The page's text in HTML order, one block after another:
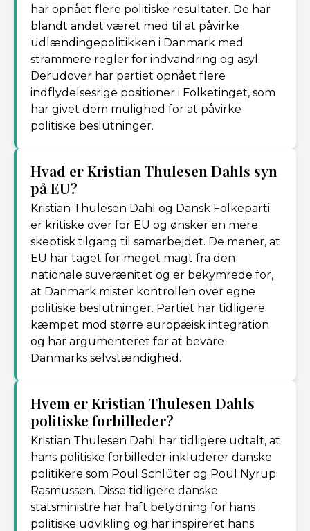
har opnået flere politiske resultater. De har
blandt andet været med til at påvirke
udlændingepolitikken i Danmark med
strammere regler for indvandring og asyl.
Derudover har partiet opnået flere
indflydelsesrige positioner i Folketinget, som
har givet dem mulighed for at påvirke
politiske beslutninger.
Hvad er Kristian Thulesen Dahls syn
på EU?
Kristian Thulesen Dahl og Dansk Folkeparti
er kritiske over for EU og ønsker en mere
skeptisk tilgang til samarbejdet. De mener, at
EU har taget for meget magt fra den
nationale suverænitet og er bekymrede for,
at Danmark mister kontrollen over egne
politiske beslutninger. Partiet har tidligere
kæmpet mod større europæisk integration
og har argumenteret for at bevare
Danmarks selvstændighed.
Hvem er Kristian Thulesen Dahls
politiske forbilleder?
Kristian Thulesen Dahl har tidligere udtalt, at
hans politiske forbilleder inkluderer danske
politikere som Poul Schlüter og Poul Nyrup
Rasmussen. Disse tidligere danske
statsministre har haft betydning for hans
politiske udvikling og har inspireret hans